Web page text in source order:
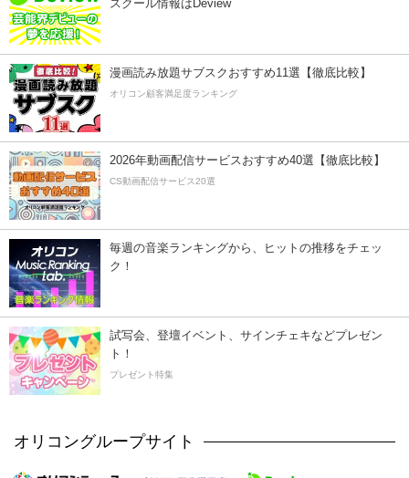
スクール情報はDeview
漫画読み放題サブスクおすすめ11選【徹底比較】
オリコン顧客満足度ランキング
2026年動画配信サービスおすすめ40選【徹底比較】
CS動画配信サービス20選
毎週の音楽ランキングから、ヒットの推移をチェッ
ク！
試写会、登壇イベント、サインチェキなどプレゼン
ト！
プレゼント特集
オリコングループサイト